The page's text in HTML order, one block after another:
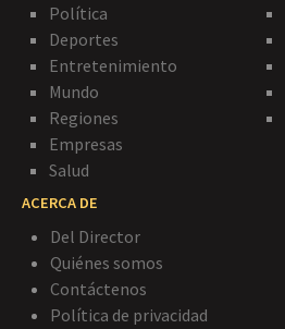
Política
Deportes
Entretenimiento
Mundo
Regiones
Empresas
Salud
ACERCA DE
Del Director
Quiénes somos
Contáctenos
Política de privacidad